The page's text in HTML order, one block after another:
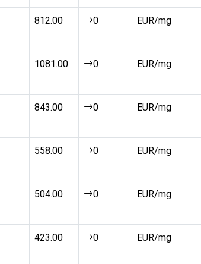
812.00 0 EUR/mg
1081.00 0 EUR/mg
843.00 0 EUR/mg
558.00 0 EUR/mg
504.00 0 EUR/mg
423.00 0 EUR/mg